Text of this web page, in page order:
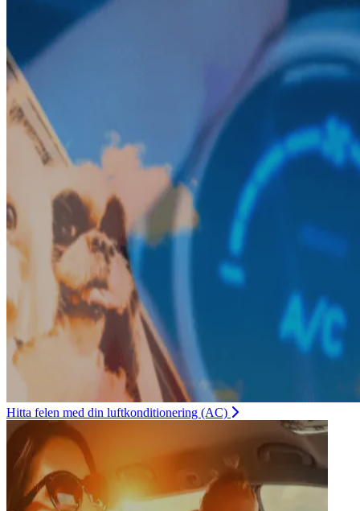
Hitta felen med din luftkonditionering (AC)